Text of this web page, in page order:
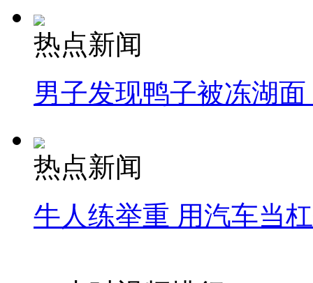
热点新闻
男子发现鸭子被冻湖
热点新闻
牛人练举重 用汽车当